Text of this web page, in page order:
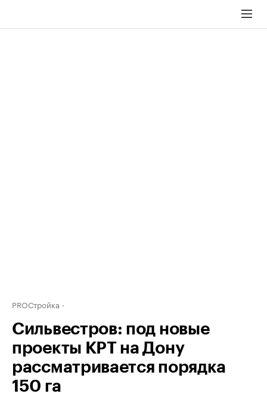
PROСтройка
Сильвестров: под новые
проекты КРТ на Дону
рассматривается порядка
150 га